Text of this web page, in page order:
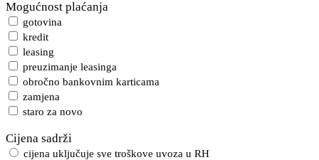
Mogućnost plaćanja
gotovina
kredit
leasing
preuzimanje leasinga
obročno bankovnim karticama
zamjena
staro za novo
Cijena sadrži
cijena uključuje sve troškove uvoza u RH